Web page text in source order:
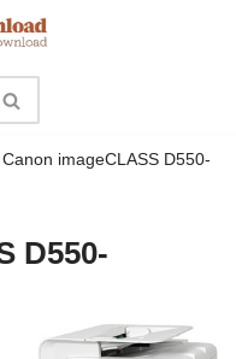
Canon imageCLASS D550-
D550-